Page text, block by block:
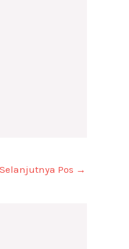
Selanjutnya Pos →